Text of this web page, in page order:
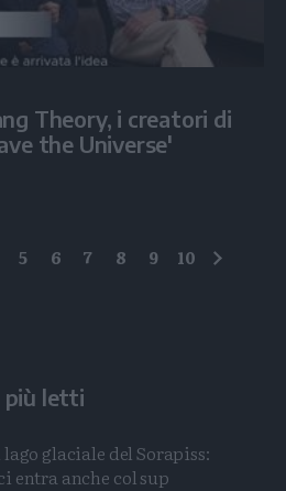
Theory, i creatori di
the Universe'
5 6 7 8 9 10
più letti
lago glaciale del Sorapiss:
entra anche col sup